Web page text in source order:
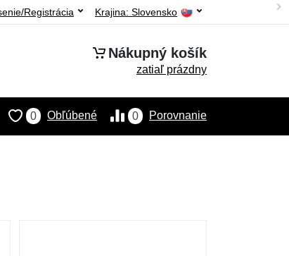
Krajina: Slovensko
Registrácia
Nákupný košík
zatiaľ prázdny
0 Porovnanie
0 Obľúbené